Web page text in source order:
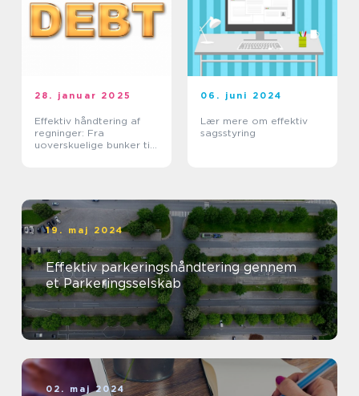
28. januar 2025
Effektiv håndtering af
regninger: Fra
uoverskuelige bunker til
06. juni 2024
Lær mere om effektiv
sagsstyring
19. maj 2024
Effektiv parkeringshåndtering gennem
et Parkeringsselskab
02. maj 2024